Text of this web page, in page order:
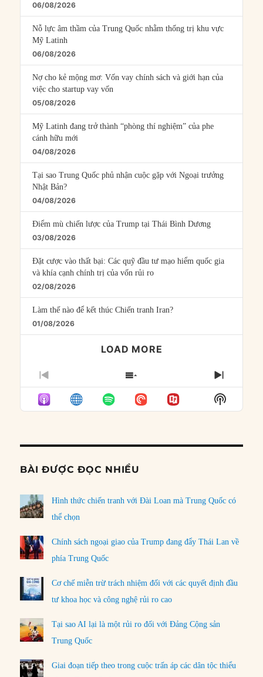
06/08/2026
Nỗ lực âm thầm của Trung Quốc nhằm thống trị khu vực
Mỹ Latinh
06/08/2026
Nợ cho kẻ mộng mơ: Vốn vay chính sách và giới hạn của
việc cho startup vay vốn
05/08/2026
Mỹ Latinh đang trở thành “phòng thí nghiệm” của phe
cánh hữu mới
04/08/2026
Tại sao Trung Quốc phủ nhận cuộc gặp với Ngoại trưởng
Nhật Bản?
04/08/2026
Điểm mù chiến lược của Trump tại Thái Bình Dương
03/08/2026
Đặt cược vào thất bại: Các quỹ đầu tư mạo hiểm quốc gia
và khía cạnh chính trị của vốn rủi ro
02/08/2026
Làm thế nào để kết thúc Chiến tranh Iran?
01/08/2026
LOAD MORE
PREVIOUS
EPISODE
SHOW
EPISODES
LIST
NEXT
Show
Podcast
BÀI ĐƯỢC ĐỌC NHIỀU
Hình thức chiến tranh với Đài Loan mà Trung Quốc có
thể chọn
Chính sách ngoại giao của Trump đang đẩy Thái Lan về
phía Trung Quốc
Cơ chế miễn trừ trách nhiệm đối với các quyết định đầu
tư khoa học và công nghệ rủi ro cao
Tại sao AI lại là một rủi ro đối với Đảng Cộng sản
Trung Quốc
Giai đoạn tiếp theo trong cuộc trấn áp các dân tộc thiểu